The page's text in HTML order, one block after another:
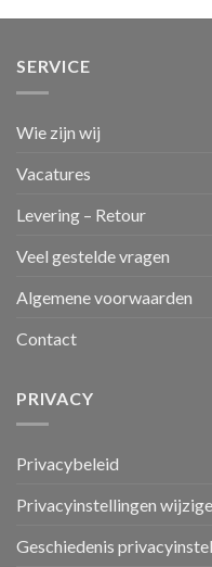
SERVICE
Wie zijn wij
Vacatures
Levering – Retour
Veel gestelde vragen
Algemene voorwaarden
Contact
PRIVACY
Privacybeleid
Privacyinstellingen
Geschiedenis